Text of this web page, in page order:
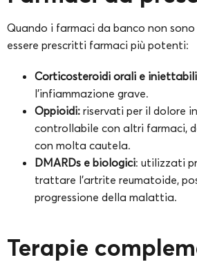
Quando i farmaci da banco non
essere prescritti farmaci più potenti:
Corticosteroidi orali e iniettabili
l’infiammazione grave.
Oppioidi: riservati per il dolore
controllabile con altri farmaci,
con molta cautela.
DMARDs e biologici: utilizzati
trattare l’artrite reumatoide,
progressione della malattia.
Terapie